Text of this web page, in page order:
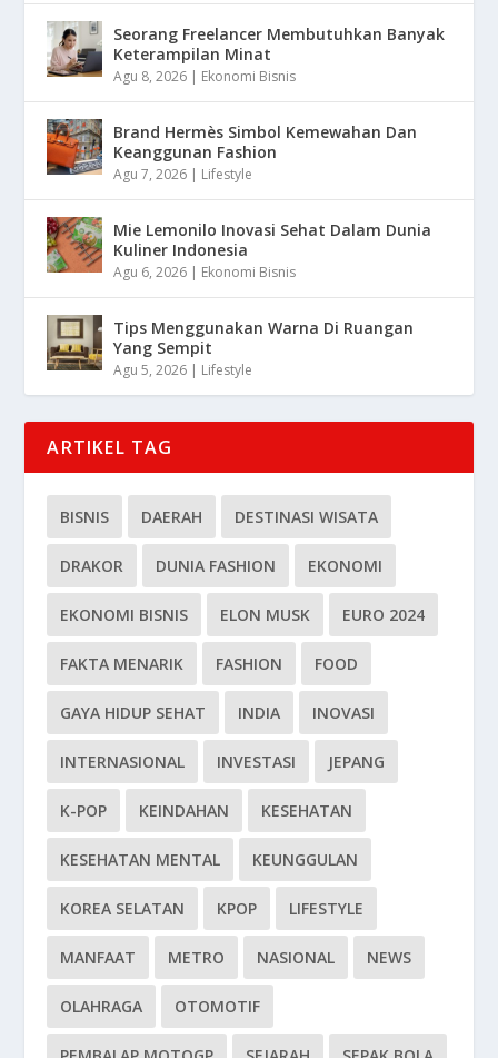
Seorang Freelancer Membutuhkan Banyak
Keterampilan Minat
Agu 8, 2026 | Ekonomi Bisnis
Brand Hermès Simbol Kemewahan Dan
Keanggunan Fashion
Agu 7, 2026 | Lifestyle
Mie Lemonilo Inovasi Sehat Dalam Dunia
Kuliner Indonesia
Agu 6, 2026 | Ekonomi Bisnis
Tips Menggunakan Warna Di Ruangan
Yang Sempit
Agu 5, 2026 | Lifestyle
ARTIKEL TAG
BISNIS DAERAH DESTINASI WISATA
DRAKOR DUNIA FASHION EKONOMI
EKONOMI BISNIS ELON MUSK EURO 2024
FAKTA MENARIK FASHION FOOD
GAYA HIDUP SEHAT INDIA INOVASI
INTERNASIONAL INVESTASI JEPANG
K-POP KEINDAHAN KESEHATAN
KESEHATAN MENTAL KEUNGGULAN
KOREA SELATAN KPOP LIFESTYLE
MANFAAT METRO NASIONAL NEWS
OLAHRAGA OTOMOTIF